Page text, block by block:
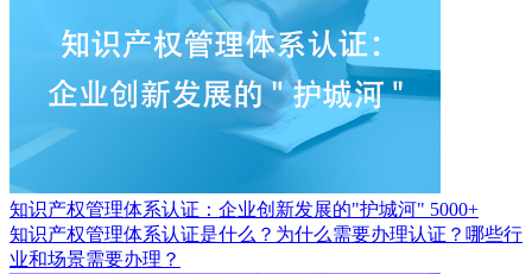
知识产权管理体系认证：企业创新发展的"护城河" 5000+
知识产权管理体系认证是什么？为什么需要办理认证？哪些行
业和场景需要办理？